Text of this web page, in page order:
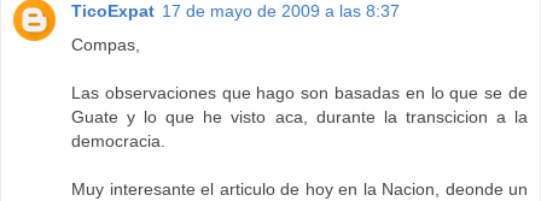
TicoExpat 17 de mayo de 2009 a las 8:37
Compas,
Las observaciones que hago son basadas en lo que se de
Guate y lo que he visto aca, durante la transcicion a la
democracia.
Muy interesante el articulo de hoy en la Nacion, deonde un